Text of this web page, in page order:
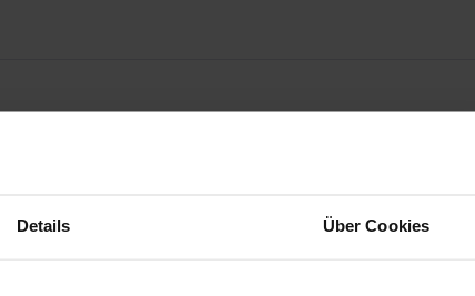
Details Über Cookies